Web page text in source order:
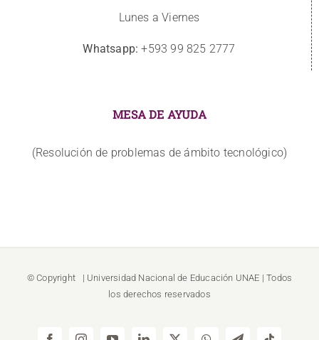
Lunes a Viernes
Whatsapp: +593 99 825 2777
MESA DE AYUDA
(Resolución de problemas de ámbito tecnológico)
© Copyright | Universidad Nacional de Educación UNAE | Todos
los derechos reservados